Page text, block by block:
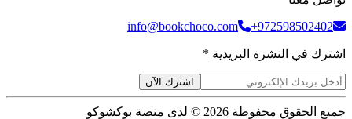
info@bookchoco.com
+972598502402
اشترك في النشرة البريدية *
اشترك الآن
جميع الحقوق محفوظة 2026 © لدى منصة بوكشوكو